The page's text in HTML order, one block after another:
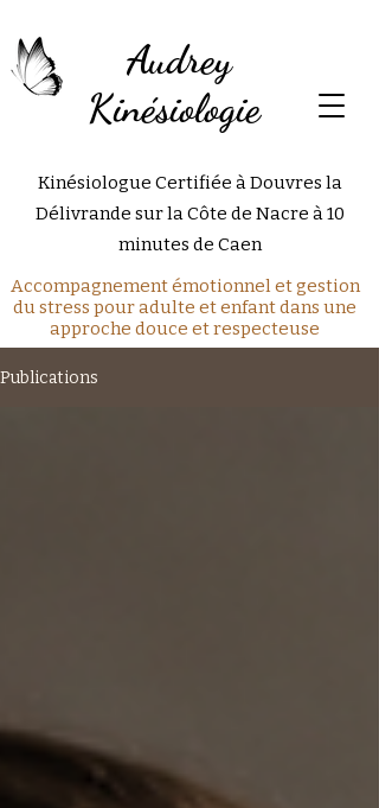
Audrey
Kinésiologie
Kinésiologue Certifiée à Douvres la
Délivrande sur la Côte de Nacre à 10
minutes de Caen
Accompagnement émotionnel et gestion
du stress pour adulte et enfant dans une
approche douce et respecteuse
Publications